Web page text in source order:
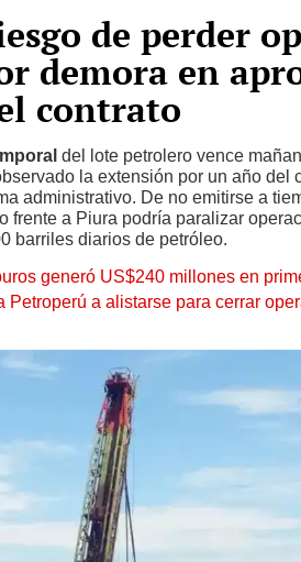
de perder
demora en
contrato
del lote petrolero vence
la extensión por un año del
administrativo. De no emitirse a
frente a Piura podría paralizar
barriles diarios de petróleo.
generó US$240 millones en
Petroperú a alistarse para cerrar